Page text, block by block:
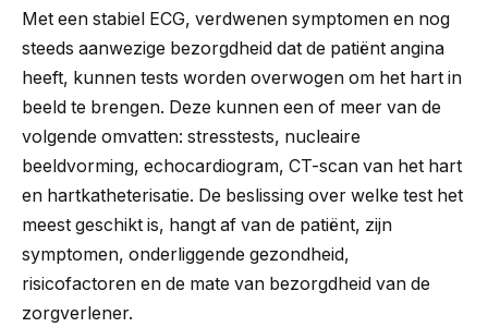
Met een stabiel ECG, verdwenen symptomen en nog
steeds aanwezige bezorgdheid dat de patiënt angina
heeft, kunnen tests worden overwogen om het hart in
beeld te brengen. Deze kunnen een of meer van de
volgende omvatten: stresstests, nucleaire
beeldvorming, echocardiogram, CT-scan van het hart
en hartkatheterisatie. De beslissing over welke test het
meest geschikt is, hangt af van de patiënt, zijn
symptomen, onderliggende gezondheid,
risicofactoren en de mate van bezorgdheid van de
zorgverlener.